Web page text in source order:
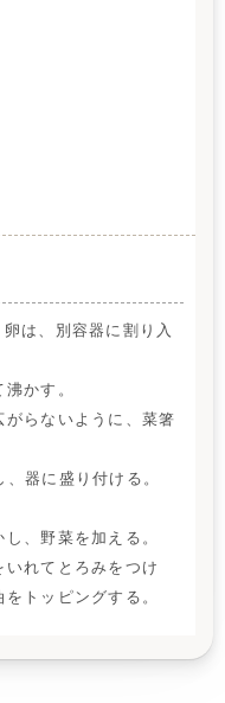
は、別容器に割り入
かす。
らないように、菜箸
器に盛り付ける。
、野菜を加える。
れてとろみをつけ
トッピングする。